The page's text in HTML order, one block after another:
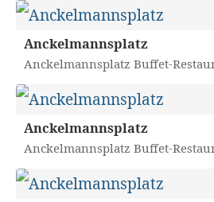
Anckelmannsplatz
Anckelmannsplatz Buffet-
Anckelmannsplatz
Anckelmannsplatz Buffet-